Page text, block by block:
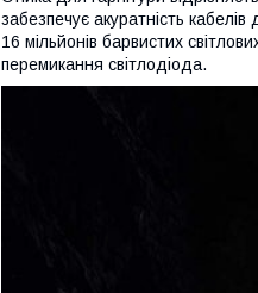
забезпечує акуратність кабелів
16 мільйонів барвистих
перемикання світлодіода.